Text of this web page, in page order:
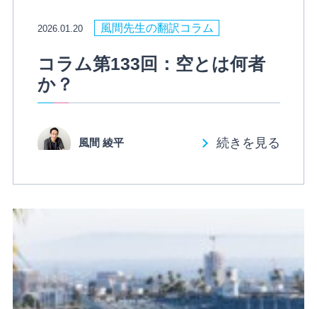
2026.01.20 風間先生の翻訳コラム
コラム第133回：空とは何者
か？
風間 綾平 続きを見る